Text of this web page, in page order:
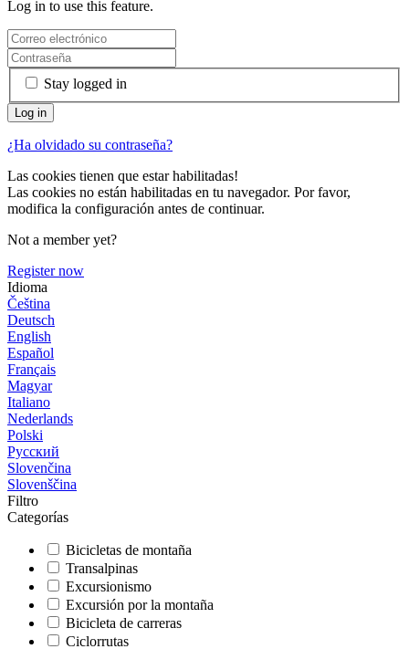
Log in to use this feature.
Stay logged in
¿Ha olvidado su contraseña?
Las cookies tienen que estar habilitadas!
Las cookies no están habilitadas en tu navegador. Por favor,
modifica la configuración antes de continuar.
Not a member yet?
Register now
Idioma
Čeština
Deutsch
English
Español
Français
Magyar
Italiano
Nederlands
Polski
Русский
Slovenčina
Slovenščina
Filtro
Categorías
Bicicletas de montaña
Transalpinas
Excursionismo
Excursión por la montaña
Bicicleta de carreras
Ciclorrutas